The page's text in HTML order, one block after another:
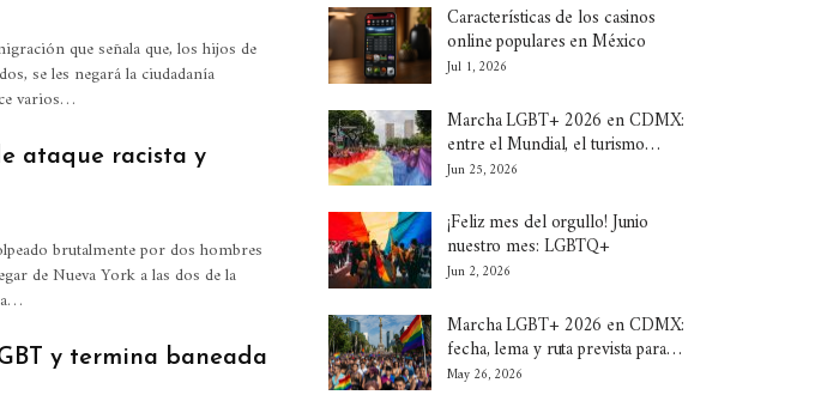
que señala que, los hijos de
se les negará la ciudadanía
varios…
ataque racista y
brutalmente por dos hombres
de Nueva York a las dos de la
…
y termina baneada
Características de los casinos
online populares en México
Jul 1, 2026
Marcha LGBT+ 2026 en CDMX:
entre el Mundial, el turismo…
Jun 25, 2026
¡Feliz mes del orgullo! Junio
nuestro mes: LGBTQ+
Jun 2, 2026
Marcha LGBT+ 2026 en CDMX:
fecha, lema y ruta prevista para…
May 26, 2026